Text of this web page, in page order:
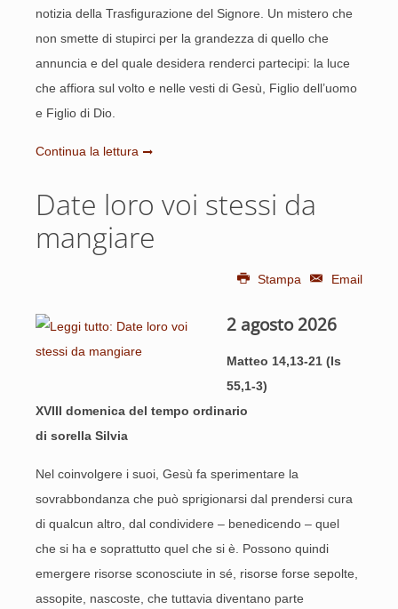
notizia della Trasfigurazione del Signore. Un mistero che
non smette di stupirci per la grandezza di quello che
annuncia e del quale desidera renderci partecipi: la luce
che affiora sul volto e nelle vesti di Gesù, Figlio dell’uomo
e Figlio di Dio.
Continua la lettura
Date loro voi stessi da
mangiare
Stampa Email
2 agosto 2026
Matteo 14,13-21 (Is
55,1-3)
XVIII domenica del tempo ordinario
di sorella Silvia
Nel coinvolgere i suoi, Gesù fa sperimentare la
sovrabbondanza che può sprigionarsi dal prendersi cura
di qualcun altro, dal condividere – benedicendo – quel
che si ha e soprattutto quel che si è. Possono quindi
emergere risorse sconosciute in sé, risorse forse sepolte,
assopite, nascoste, che tuttavia diventano parte